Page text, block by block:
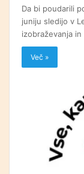
Da bi poudarili
juniju sledijo v
izobraževanja
Več »